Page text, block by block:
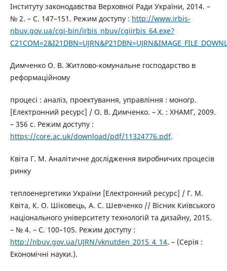
Інституту законодавства Верховної Ради України, 2014. –
№ 2. – С. 147–151. Режим доступу : http://www.irbis-
nbuv.gov.ua/cgi-bin/irbis_nbuv/cgiirbis_64.exe?
Димченко О. В. Житлово-комунальне господарство в
реформаційному
процесі : аналіз, проектування, управління : моногр.
[Електронний ресурс] / О. В. Димченко. – Х. : ХНАМГ, 2009.
– 356 с. Режим доступу :
https://core.ac.uk/download/pdf/11324776.pdf.
Квіта Г. М. Аналітичне дослідження виробничих процесів
ринку
теплоенергетики України [Електронний ресурс] / Г. М.
Квіта, К. О. Шіковець, А. С. Шевченко // Вісник Київського
національного університету технологій та дизайну, 2015.
– № 4. – С. 100–105. Режим доступу :
http://nbuv.gov.ua/UJRN/vknutden_2015_4_14. – (Серія :
Економічні науки.).